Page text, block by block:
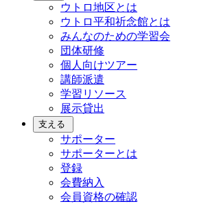
ウトロ地区とは
ウトロ平和祈念館とは
みんなのための学習会
団体研修
個人向けツアー
講師派遣
学習リソース
展示貸出
支える
サポーター
サポーターとは
登録
会費納入
会員資格の確認